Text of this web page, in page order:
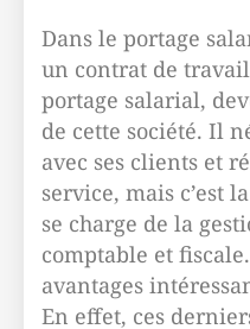
Dans le portage
un contrat de
portage salarial,
de cette société. Il
avec ses clients et
service, mais c’est
se charge de la
comptable et
avantages
En effet, ces